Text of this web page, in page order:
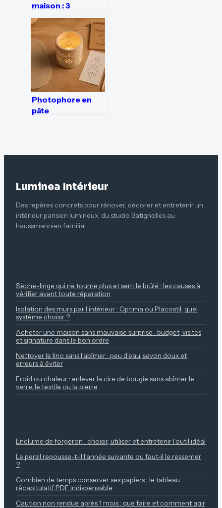
maison : 3
formules tarifaires
pour transformer
vos encombrants
en valeur
Photophore en
pâte
pour ne pas
Luminea Intérieur
Des repères concrets pour rénover, décorer et entretenir un
intérieur parisien lumineux, du studio Batignolles au
haussmannien familial.
Sèche-linge qui ne tourne plus et sent le brûlé : les causes à
vérifier avant toute réparation
Isolation des murs par l'intérieur : Optima ou Placostil, quel
système choisir ?
Acheter une maison sans mauvaise surprise : budget, visites
et signature dans le bon ordre
Nettoyer le lino sans l’abîmer : peu d’eau, savon doux et
erreurs à éviter
Froid ou chaleur : enlever la cire de bougie sans abîmer le
verre, le textile ou la pierre
Enclume de forgeron : choisir, utiliser et entretenir l’outil idéal
Le persil repousse-t-il l’année suivante ou faut-il le ressemer
?
Combien de temps conserver ses papiers : le tableau
récapitulatif PDF indispensable
Caution non rendue après 1 mois : que faire et comment agir